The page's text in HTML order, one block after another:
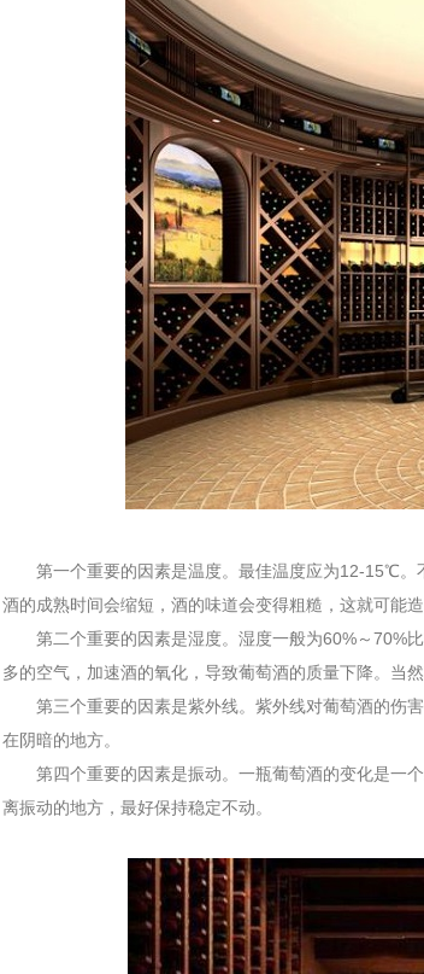
第一个重要的因素是温度。最佳温度应为12-15℃。
酒的成熟时间会缩短，酒的味道会变得粗糙，这就可能
第二个重要的因素是湿度。湿度一般为60%～70%比
多的空气，加速酒的氧化，导致葡萄酒的质量下降。当
第三个重要的因素是紫外线。紫外线对葡萄酒的伤害
在阴暗的地方。
第四个重要的因素是振动。一瓶葡萄酒的变化是一个
离振动的地方，最好保持稳定不动。